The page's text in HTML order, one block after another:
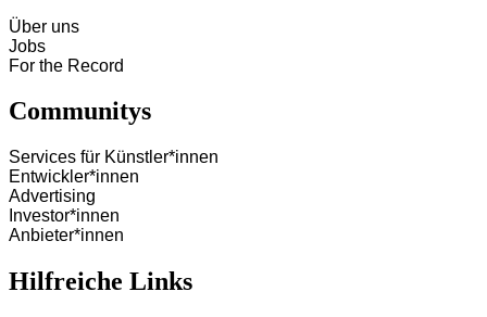
Über uns
Jobs
For the Record
Communitys
Services für Künstler*innen
Entwickler*innen
Advertising
Investor*innen
Anbieter*innen
Hilfreiche Links